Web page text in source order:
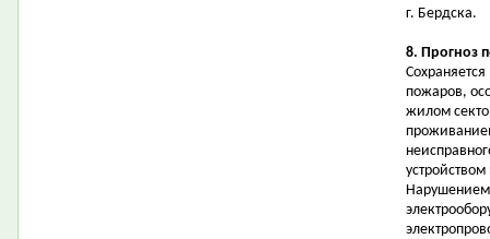
г. Бердска.
8. Прогноз
пожаров,
жилом
Нарушением